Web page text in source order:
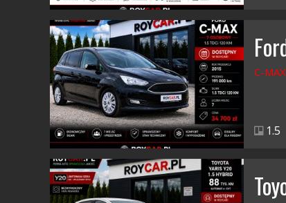
C-
1.5